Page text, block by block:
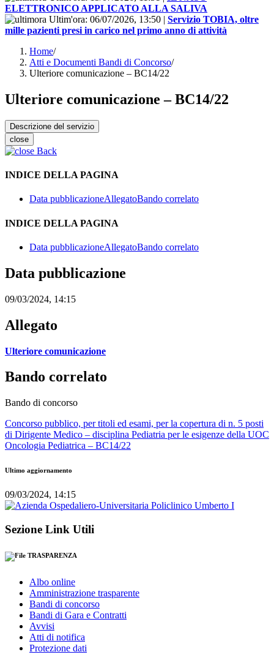
ELETTRONICO APPLICATO ALLA SALIVA
Ultim'ora: 06/07/2026, 13:50 | Servizio TOBIA, oltre
mille pazienti presi in carico nel primo anno di attività
Home/
Atti e Documenti Bandi di Concorso/
Ulteriore comunicazione – BC14/22
Ulteriore comunicazione – BC14/22
Descrizione del servizio
close
Back
INDICE DELLA PAGINA
Data pubblicazioneAllegatoBando correlato
INDICE DELLA PAGINA
Data pubblicazioneAllegatoBando correlato
Data pubblicazione
09/03/2024, 14:15
Allegato
Ulteriore comunicazione
Bando correlato
Bando di concorso
Concorso pubblico, per titoli ed esami, per la copertura di n. 5 posti
di Dirigente Medico – disciplina Pediatria per le esigenze della UOC
Oncologia Pediatrica – BC14/22
Ultimo aggiornamento
09/03/2024, 14:15
Sezione Link Utili
TRASPARENZA
Albo online
Amministrazione trasparente
Bandi di concorso
Bandi di Gara e Contratti
Avvisi
Atti di notifica
Protezione dati